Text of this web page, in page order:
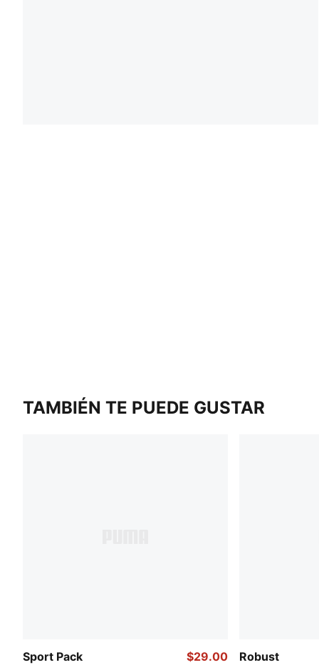
TAMBIÉN TE PUEDE GUSTAR
Sport Pack
$29.00
Robust